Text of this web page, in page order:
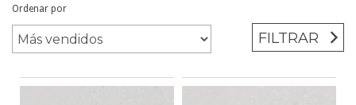
Ordenar por
FILTRAR